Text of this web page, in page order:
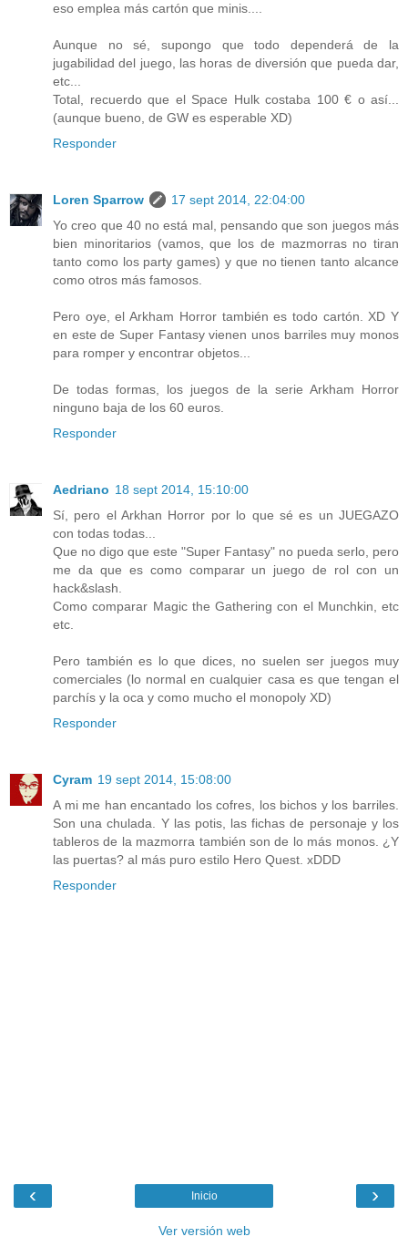
eso emplea más cartón que minis....
Aunque no sé, supongo que todo dependerá de la
jugabilidad del juego, las horas de diversión que pueda dar,
etc...
Total, recuerdo que el Space Hulk costaba 100 € o así...
(aunque bueno, de GW es esperable XD)
Responder
Loren Sparrow
17 sept 2014, 22:04:00
Yo creo que 40 no está mal, pensando que son juegos más
bien minoritarios (vamos, que los de mazmorras no tiran
tanto como los party games) y que no tienen tanto alcance
como otros más famosos.
Pero oye, el Arkham Horror también es todo cartón. XD Y
en este de Super Fantasy vienen unos barriles muy monos
para romper y encontrar objetos...
De todas formas, los juegos de la serie Arkham Horror
ninguno baja de los 60 euros.
Responder
Aedriano 18 sept 2014, 15:10:00
Sí, pero el Arkhan Horror por lo que sé es un JUEGAZO
con todas todas...
Que no digo que este "Super Fantasy" no pueda serlo, pero
me da que es como comparar un juego de rol con un
hack&slash.
Como comparar Magic the Gathering con el Munchkin, etc
etc.
Pero también es lo que dices, no suelen ser juegos muy
comerciales (lo normal en cualquier casa es que tengan el
parchís y la oca y como mucho el monopoly XD)
Responder
Cyram 19 sept 2014, 15:08:00
A mi me han encantado los cofres, los bichos y los barriles.
Son una chulada. Y las potis, las fichas de personaje y los
tableros de la mazmorra también son de lo más monos. ¿Y
las puertas? al más puro estilo Hero Quest. xDDD
Responder
‹ ›
Inicio
Ver versión web